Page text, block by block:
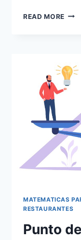
READ MORE
PARA
MI
MATEMATICAS
RESTAURANTES
Punto